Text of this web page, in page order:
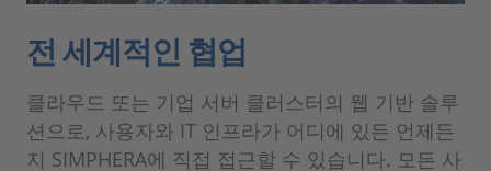
전 세계적인 협업
클라우드 또는 기업 서버 클러스터의 웹 기반 솔루
션으로, 사용자와 IT 인프라가 어디에 있든 언제든
지 SIMPHERA에 직접 접근할 수 있습니다. 모든 사